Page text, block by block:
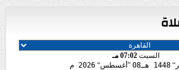
السبت 07:02 مـ
1448 هـ 08 أغسطس 2026 م